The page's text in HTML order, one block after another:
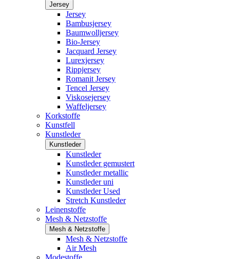
Jersey
Jersey
Bambusjersey
Baumwolljersey
Bio-Jersey
Jacquard Jersey
Lurexjersey
Rippjersey
Romanit Jersey
Tencel Jersey
Viskosejersey
Waffeljersey
Korkstoffe
Kunstfell
Kunstleder
Kunstleder
Kunstleder
Kunstleder gemustert
Kunstleder metallic
Kunstleder uni
Kunstleder Used
Stretch Kunstleder
Leinenstoffe
Mesh & Netzstoffe
Mesh & Netzstoffe
Mesh & Netzstoffe
Air Mesh
Modestoffe